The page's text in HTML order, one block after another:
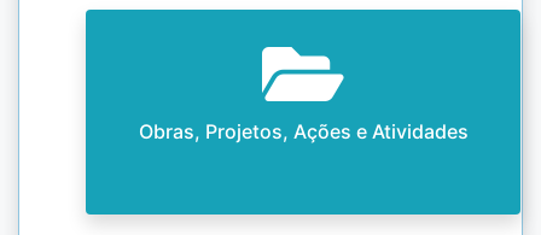
Obras, Projetos, Ações e Atividades